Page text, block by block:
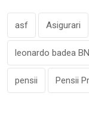
asf Asigurari
leonardo badea
pensii Pensii